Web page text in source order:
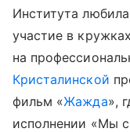
Института
участие в
на
Кристалинской
фильм «Жажда»,
исполнении «Мы